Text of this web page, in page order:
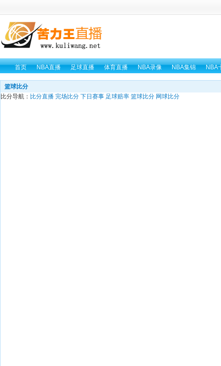
首页 NBA直播 足球直播 体育直播 NBA录像 NBA集锦 NBA
篮球比分
比分导航： 比分直播 完场比分 下日赛事 足球赔率 篮球比分 网球比分